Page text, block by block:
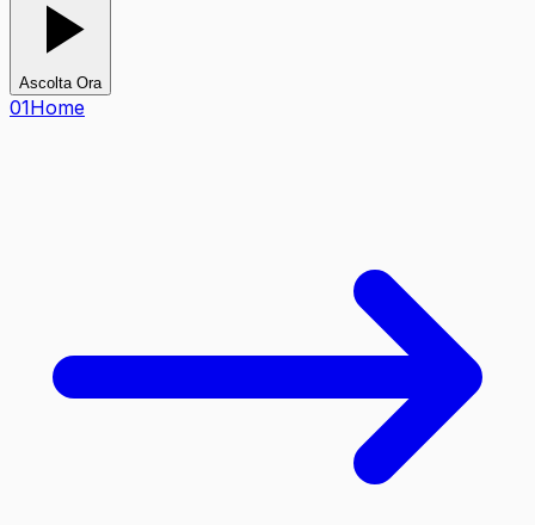
Ascolta Ora
01Home